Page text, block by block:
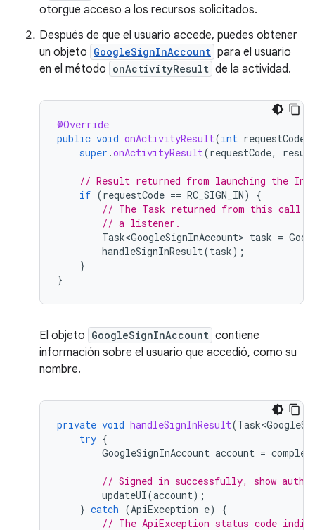
otorgue acceso a los recursos solicitados.
Después de que el usuario accede, puedes obtener
un objeto GoogleSignInAccount para el usuario
en el método onActivityResult de la actividad.
@Override
public void onActivityResult(int requestCode
super .onActivityResult(requestCode,
// Result returned from launching the
if (requestCode == RC_SIGN_IN)
{
// The Task returned from this call
// a listener.
Task<GoogleSignInAccount> task =
handleSignInResult(task);
}
}
El objeto GoogleSignInAccount contiene
información sobre el usuario que accedió, como su
nombre.
private void handleSignInResult(
try {
GoogleSignInAccount account =
// Signed in successfully, show
updateUI(account);
} catch (ApiException e)
{
// The ApiException status code